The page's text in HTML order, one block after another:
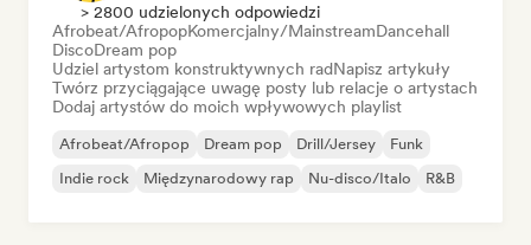
> 2800 udzielonych odpowiedzi
Afrobeat/AfropopKomercjalny/MainstreamDancehall
DiscoDream pop
Udziel artystom konstruktywnych radNapisz artykuły
Twórz przyciągające uwagę posty lub relacje o artystach
Dodaj artystów do moich wpływowych playlist
Afrobeat/Afropop Dream pop Drill/Jersey
Funk
Indie rock
Międzynarodowy rap Nu-disco/Italo R&B